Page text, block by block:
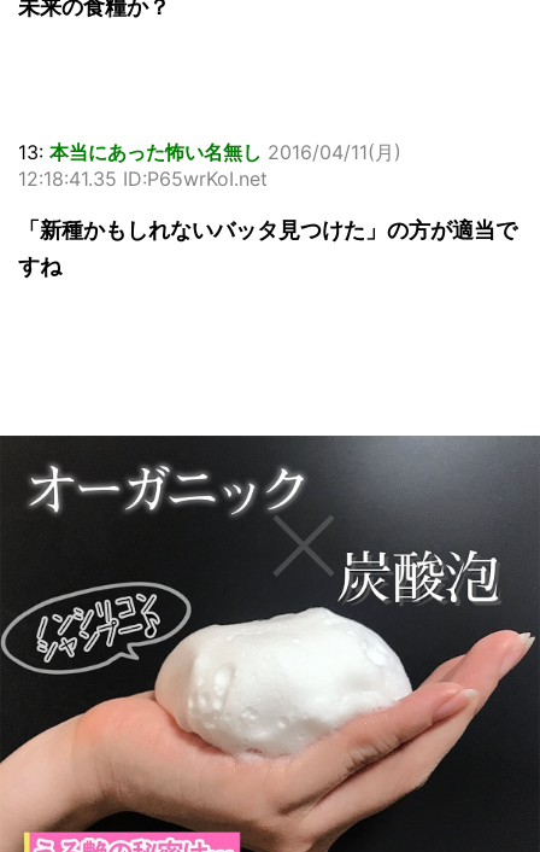
未来の食糧か？
13: 本当にあった怖い名無し 2016/04/11(月)
12:18:41.35 ID:P65wrKoI.net
「新種かもしれないバッタ見つけた」の方が適当で
すね